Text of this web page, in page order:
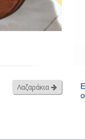
Λαζαράκια